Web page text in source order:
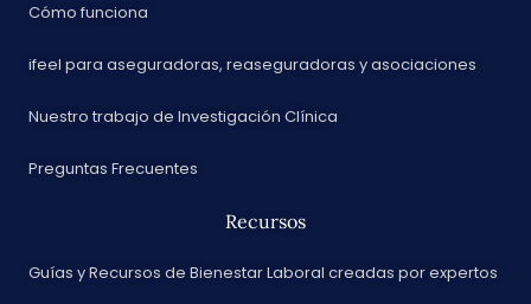
Cómo funciona
ifeel para aseguradoras, reaseguradoras y asociaciones
Nuestro trabajo de Investigación Clínica
Preguntas Frecuentes
Recursos
Guías y Recursos de Bienestar Laboral creadas por expertos